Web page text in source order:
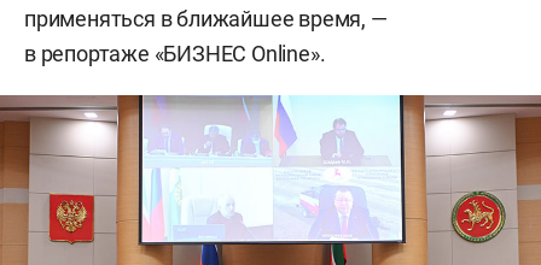
применяться в ближайшее время, —
в репортаже «БИЗНЕС Online».